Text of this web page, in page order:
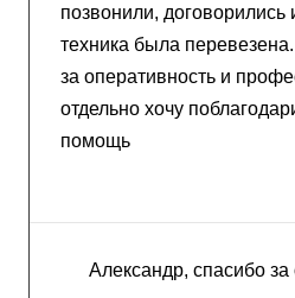
позвонили, договорились
техника была
за оперативность и
отдельно хочу
помощь
Александр, спасибо за